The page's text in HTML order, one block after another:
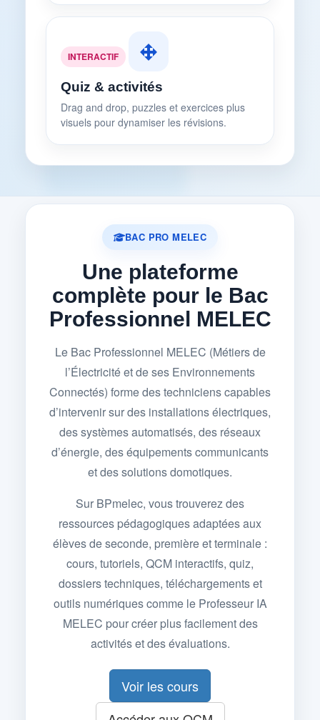
INTERACTIF
Quiz & activités
Drag and drop, puzzles et exercices plus
visuels pour dynamiser les révisions.
BAC PRO MELEC
Une plateforme
complète pour le Bac
Professionnel MELEC
Le Bac Professionnel MELEC (Métiers de
l’Électricité et de ses Environnements
Connectés) forme des techniciens capables
d’intervenir sur des installations électriques,
des systèmes automatisés, des réseaux
d’énergie, des équipements communicants
et des solutions domotiques.
Sur BPmelec, vous trouverez des
ressources pédagogiques adaptées aux
élèves de seconde, première et terminale :
cours, tutoriels, QCM interactifs, quiz,
dossiers techniques, téléchargements et
outils numériques comme le Professeur IA
MELEC pour créer plus facilement des
activités et des évaluations.
Voir les cours